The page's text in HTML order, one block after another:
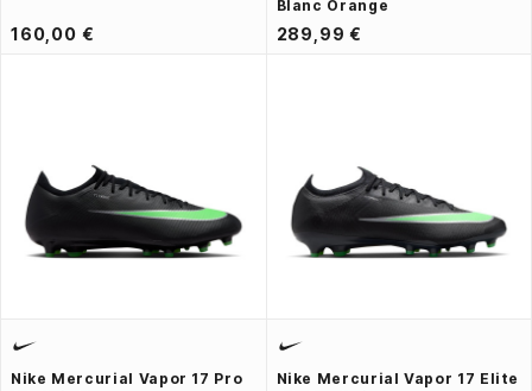
160,00 €
Blanc Orange
289,99 €
Nike Mercurial Vapor 17 Pro
Nike Mercurial Vapor 17 Elite